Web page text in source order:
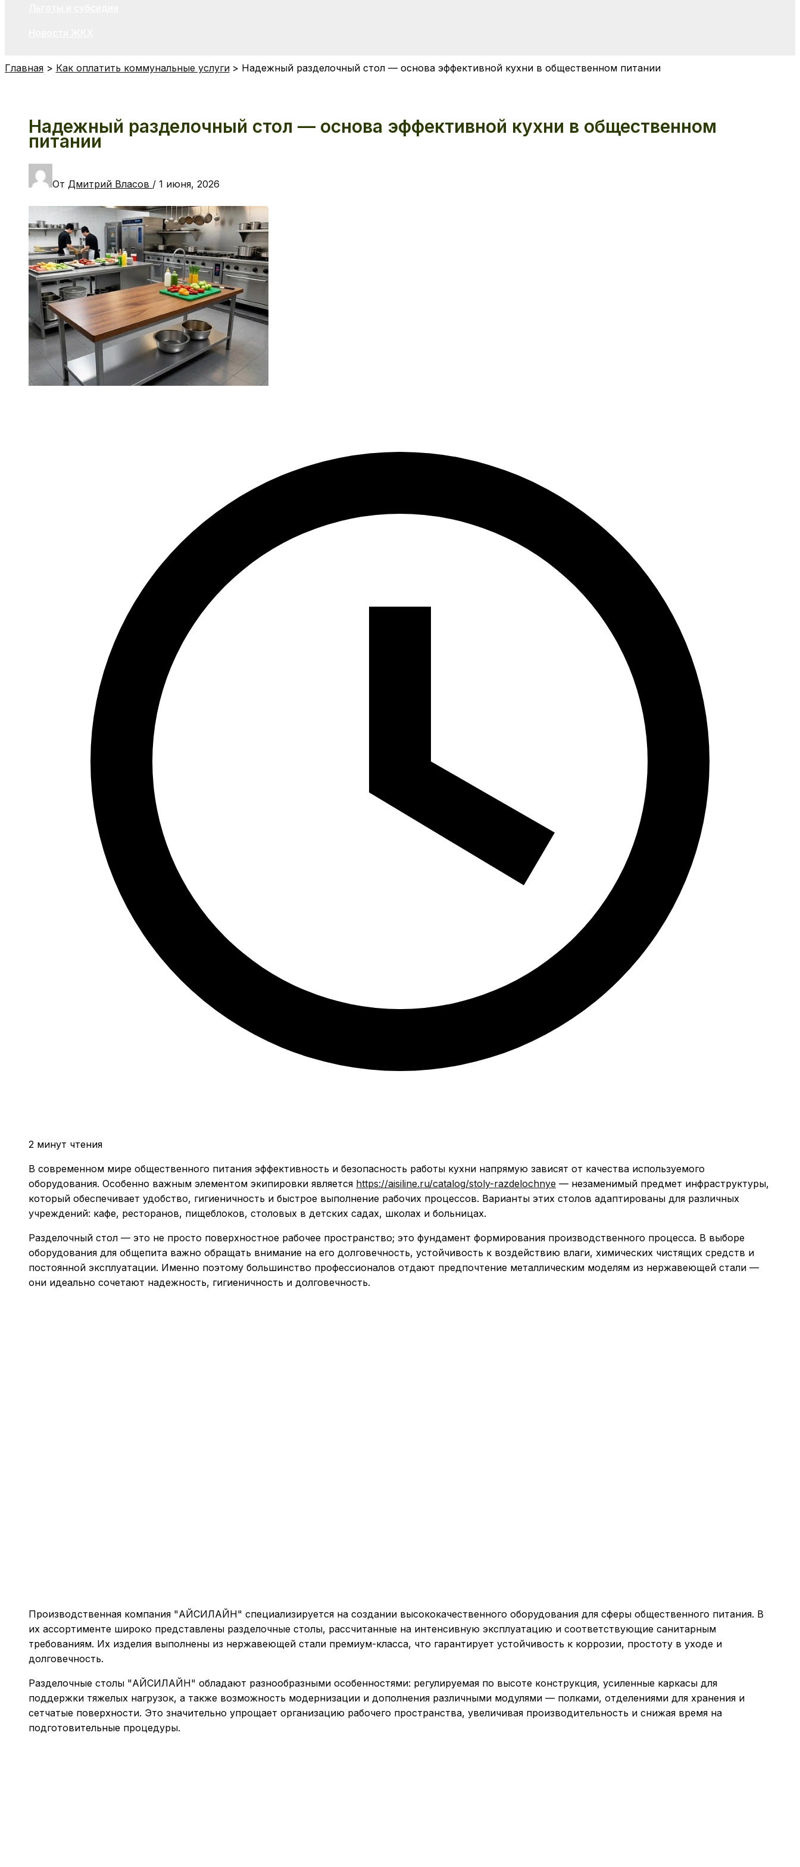
Главная Как оплатить коммунальные услуги Надежный разделочный стол — основа эффективной кухни в общественном питании
Надежный разделочный стол — основа эффективной кухни в общественном
питании
От Дмитрий Власов / 1 июня, 2026
2 минут чтения
В современном мире общественного питания эффективность и безопасность работы кухни напрямую зависят от качества используемого
оборудования. Особенно важным элементом экипировки является https://aisiline.ru/catalog/stoly-razdelochnye — незаменимый предмет инфраструктуры,
который обеспечивает удобство, гигиеничность и быстрое выполнение рабочих процессов. Варианты этих столов адаптированы для различных
учреждений: кафе, ресторанов, пищеблоков, столовых в детских садах, школах и больницах.
Разделочный стол — это не просто поверхностное рабочее пространство; это фундамент формирования производственного процесса. В выборе
оборудования для общепита важно обращать внимание на его долговечность, устойчивость к воздействию влаги, химических чистящих средств и
постоянной эксплуатации. Именно поэтому большинство профессионалов отдают предпочтение металлическим моделям из нержавеющей стали —
они идеально сочетают надежность, гигиеничность и долговечность.
Производственная компания "АЙСИЛАЙН" специализируется на создании высококачественного оборудования для сферы общественного питания. В
их ассортименте широко представлены разделочные столы, рассчитанные на интенсивную эксплуатацию и соответствующие санитарным
требованиям. Их изделия выполнены из нержавеющей стали премиум-класса, что гарантирует устойчивость к коррозии, простоту в уходе и
долговечность.
Разделочные столы "АЙСИЛАЙН" обладают разнообразными особенностями: регулируемая по высоте конструкция, усиленные каркасы для
поддержки тяжелых нагрузок, а также возможность модернизации и дополнения различными модулями — полками, отделениями для хранения и
сетчатые поверхности. Это значительно упрощает организацию рабочего пространства, увеличивая производительность и снижая время на
подготовительные процедуры.